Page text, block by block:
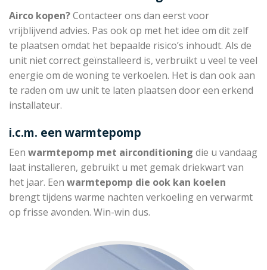
Airco kopen?Contacteer ons dan eerst voor
vrijblijvend advies. Pas ook op met het idee om dit zelf
te plaatsen omdat het bepaalde risico’s inhoudt. Als de
unit niet correct geïnstalleerd is, verbruikt u veel te veel
energie om de woning te verkoelen. Het is dan ook aan
te raden om uw unit te laten plaatsen door een erkend
installateur.
i.c.m. een warmtepomp
Een warmtepomp met airconditioning die u vandaag
laat installeren, gebruikt u met gemak driekwart van
het jaar. Een warmtepomp die ook kan koelen
brengt tijdens warme nachten verkoeling en verwarmt
op frisse avonden. Win-win dus.